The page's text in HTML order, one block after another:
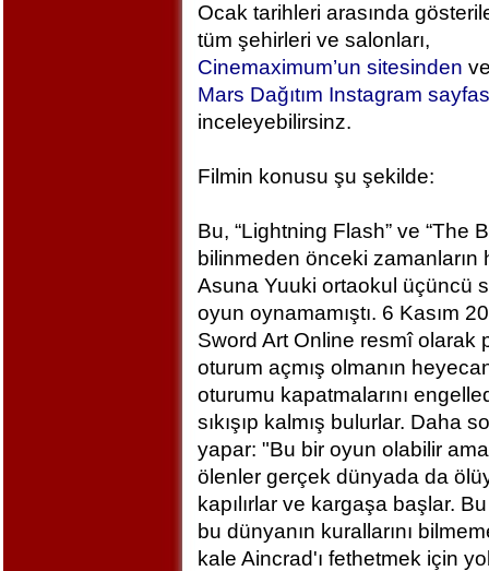
Ocak tarihleri arasında
tüm şehirleri ve salonları,
Cinemaximum’un sitesinden
Mars Dağıtım Instagram
inceleyebilirsinz.
Filmin konusu şu şekilde:
Bu, “Lightning Flash” ve “The
bilinmeden önceki zamanların
Asuna Yuuki ortaokul üçüncü
oyun oynamamıştı. 6 Kasım
Sword Art Online resmî olarak
oturum açmış olmanın
oturumu kapatmalarını
sıkışıp kalmış bulurlar. Daha
yapar: "Bu bir oyun olabilir
ölenler gerçek dünyada da
kapılırlar ve kargaşa başlar.
bu dünyanın kurallarını
kale Aincrad'ı fethetmek için